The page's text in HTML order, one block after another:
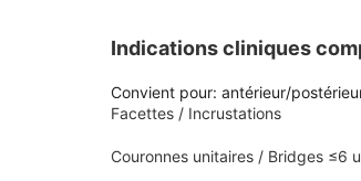
Indications cliniques
Convient pour: antérieur/
Facettes / Incrustations
Couronnes unitaires / Bridges ≤6